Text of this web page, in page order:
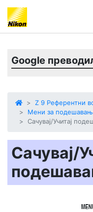
Google
Z 9 Референтни
Мени за
Сачувај/Учитај
Сачувај/